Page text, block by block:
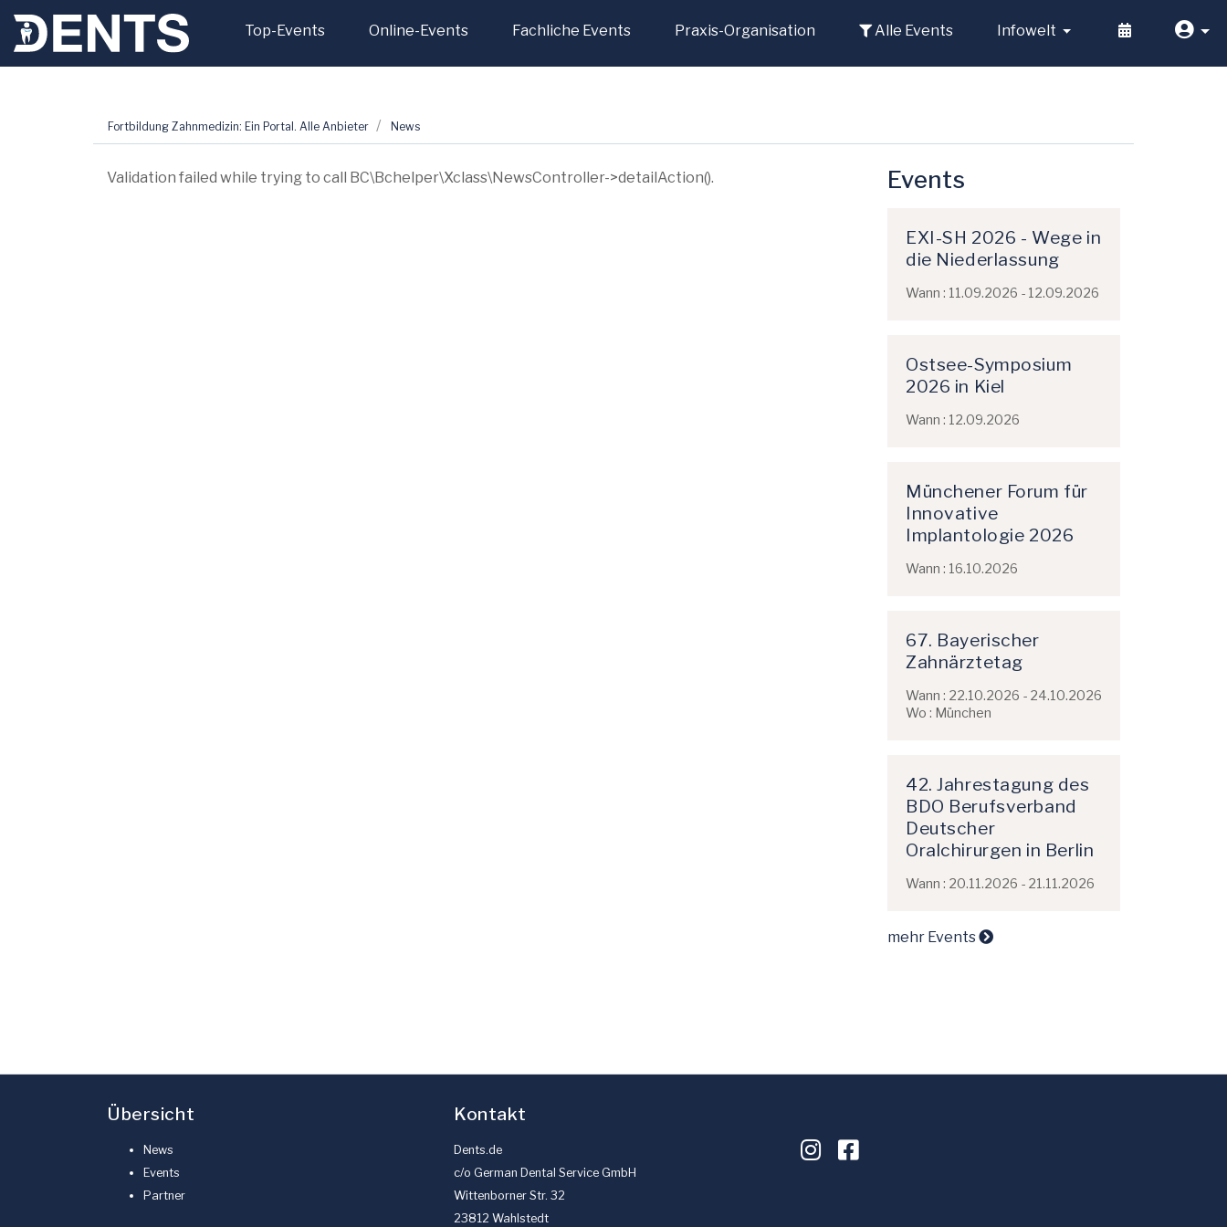
Top-Events Online-Events Fachliche Events Praxis-Organisation Alle Events Infowelt
Fortbildung Zahnmedizin: Ein Portal. Alle Anbieter News
Validation failed while trying to call BC\Bchelper\Xclass\NewsController->detailAction(). Events
EXI-SH 2026 - Wege in
die Niederlassung
Wann : 11.09.2026 - 12.09.2026
Ostsee-Symposium
2026 in Kiel
Wann : 12.09.2026
Münchener Forum für
Innovative
Implantologie 2026
Wann : 16.10.2026
67. Bayerischer
Zahnärztetag
Wann : 22.10.2026 - 24.10.2026
Wo : München
42. Jahrestagung des
BDO Berufsverband
Deutscher
Oralchirurgen in Berlin
Wann : 20.11.2026 - 21.11.2026
mehr Events
Übersicht
News
Events
Partner
Kontakt
Dents.de
c/o German Dental Service GmbH
Wittenborner Str. 32
23812 Wahlstedt